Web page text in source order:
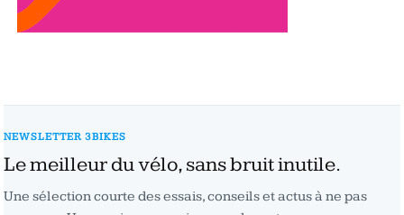
NEWSLETTER 3BIKES
Le meilleur du vélo, sans bruit inutile.
Une sélection courte des essais, conseils et actus à ne pas